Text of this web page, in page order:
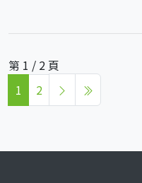
第 1 / 2 頁
1
2